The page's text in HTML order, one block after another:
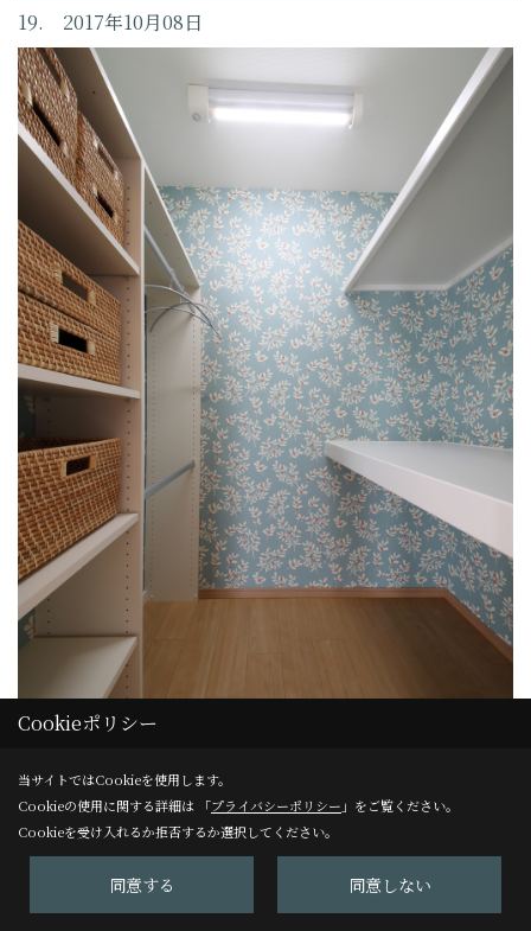
19. 2017年10月08日
ウォークインクローゼット
布団もしまえるウォークインクローゼット。
積み重ねられる「ニトリ」のラタンバスケットで小物を収納
Cookieポリシー
当サイトではCookieを使用します。
Cookieの使用に関する詳細は 「プライバシーポリシー 」をご覧ください。
Cookieを受け入れるか拒否するか選択してください。
同意する 同意しない